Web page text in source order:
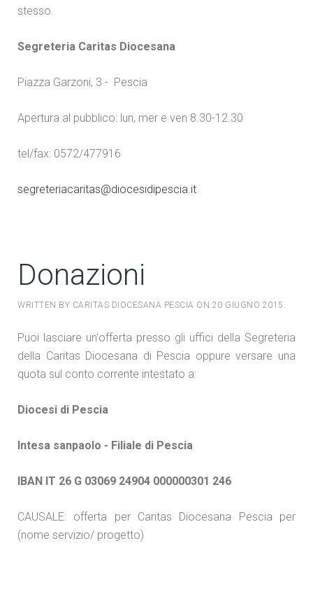
stesso.
Segreteria Caritas Diocesana
Piazza Garzoni, 3 - Pescia
Apertura al pubblico: lun, mer e ven 8.30-12.30
tel/fax: 0572/477916
segreteriacaritas@diocesidipescia.it
Donazioni
WRITTEN BY CARITAS DIOCESANA PESCIA ON 20 GIUGNO 2015 .
Puoi lasciare un'offerta presso gli uffici della Segreteria
della Caritas Diocesana di Pescia oppure versare una
quota sul conto corrente intestato a:
Diocesi di Pescia
Intesa sanpaolo - Filiale di Pescia
IBAN IT 26 G 03069 24904 000000301 246
CAUSALE: offerta per Caritas Diocesana Pescia per
(nome servizio/ progetto)